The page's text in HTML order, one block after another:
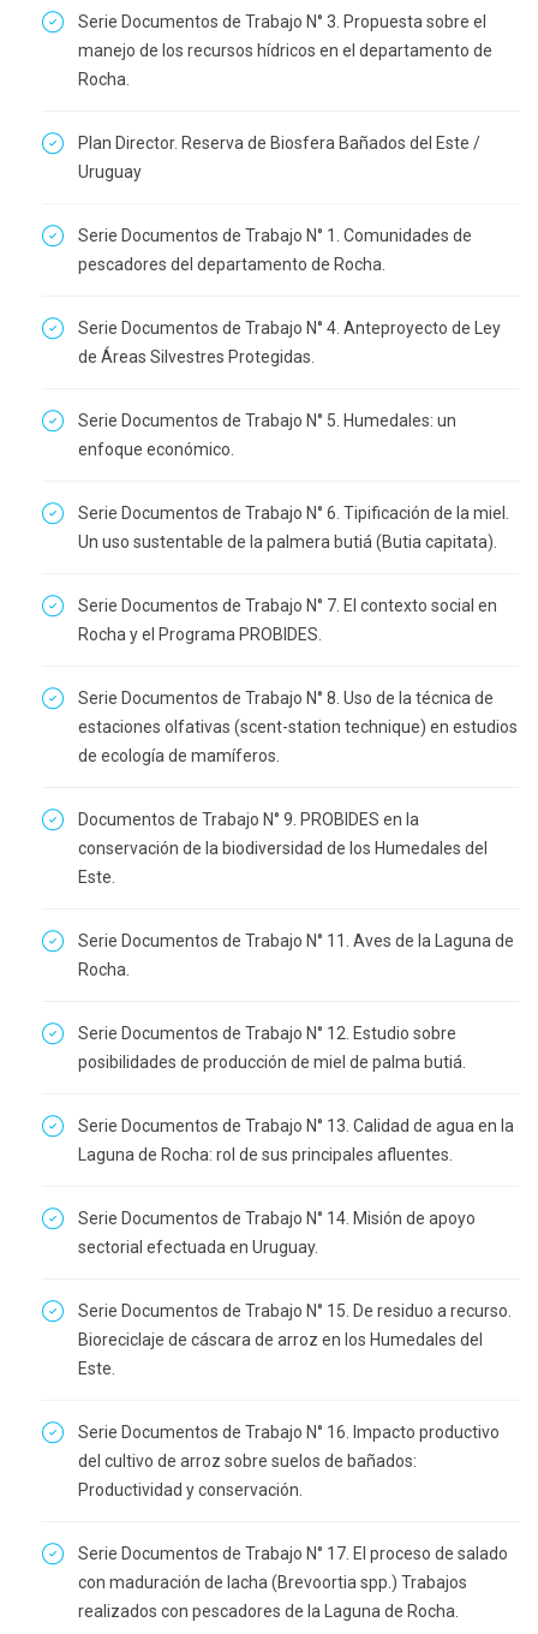
Serie Documentos de Trabajo N° 3. Propuesta sobre el
manejo de los recursos hídricos en el departamento de
Rocha.
Plan Director. Reserva de Biosfera Bañados del Este /
Uruguay
Serie Documentos de Trabajo N° 1. Comunidades de
pescadores del departamento de Rocha.
Serie Documentos de Trabajo N° 4. Anteproyecto de Ley
de Áreas Silvestres Protegidas.
Serie Documentos de Trabajo N° 5. Humedales: un
enfoque económico.
Serie Documentos de Trabajo N° 6. Tipificación de la miel.
Un uso sustentable de la palmera butiá (Butia capitata).
Serie Documentos de Trabajo N° 7. El contexto social en
Rocha y el Programa PROBIDES.
Serie Documentos de Trabajo N° 8. Uso de la técnica de
estaciones olfativas (scent-station technique) en estudios
de ecología de mamíferos.
Documentos de Trabajo N° 9. PROBIDES en la
conservación de la biodiversidad de los Humedales del
Este.
Serie Documentos de Trabajo N° 11. Aves de la Laguna de
Rocha.
Serie Documentos de Trabajo N° 12. Estudio sobre
posibilidades de producción de miel de palma butiá.
Serie Documentos de Trabajo N° 13. Calidad de agua en la
Laguna de Rocha: rol de sus principales afluentes.
Serie Documentos de Trabajo N° 14. Misión de apoyo
sectorial efectuada en Uruguay.
Serie Documentos de Trabajo N° 15. De residuo a recurso.
Bioreciclaje de cáscara de arroz en los Humedales del
Este.
Serie Documentos de Trabajo N° 16. Impacto productivo
del cultivo de arroz sobre suelos de bañados:
Productividad y conservación.
Serie Documentos de Trabajo N° 17. El proceso de salado
con maduración de lacha (Brevoortia spp.) Trabajos
realizados con pescadores de la Laguna de Rocha.